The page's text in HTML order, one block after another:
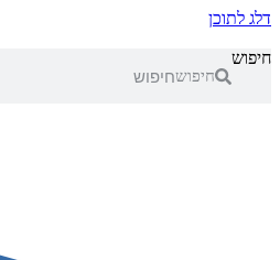
דלג לתוכן
חיפוש
חיפוש